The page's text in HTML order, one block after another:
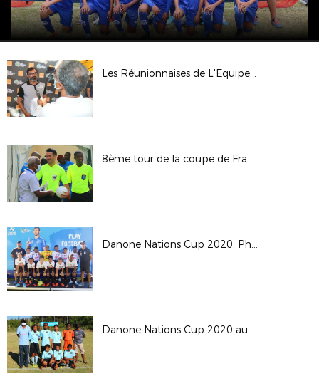
Les Réunionnaises de L'Equipe de France en vacances
8ème tour de la coupe de France: JS Saint Pierroise 1-1 FC M'Tsapéré ( 4-5 TAB )
Danone Nations Cup 2020: Phase finale à la Saline les Bains
Danone Nations Cup 2020 au Tampon